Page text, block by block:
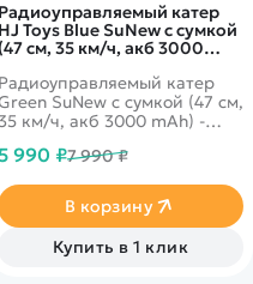
Радиоуправляемый катер
HJ Toys Blue SuNew с сумкой
(47 см, 35 км/ч, акб 3000
BLUE
Радиоуправляемый катер
SuNew с сумкой (47 см,
км/ч, акб 3000 mAh) -
мобильная,
тех, кто был далек от
радиоуправляемой
техники. Катер легко
справится с волной,
990 ₽7 990 ₽
В корзину
Купить в 1 клик